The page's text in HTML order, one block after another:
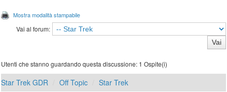
Mostra modalità stampabile
Vai al forum:
Utenti che stanno guardando questa discussione: 1 Ospite(i)
Star Trek GDR Off Topic Star Trek